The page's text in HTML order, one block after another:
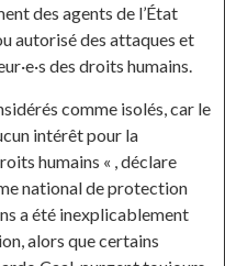
des agents de l’État
autorisé des attaques et
des droits humains.
comme isolés, car le
intérêt pour la
humains « , déclare
national de protection
a été inexplicablement
alors que certains